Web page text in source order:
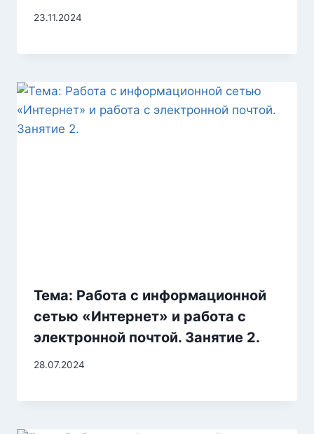
23.11.2024
Тема: Работа с информационной
сетью «Интернет» и работа с
электронной почтой. Занятие 2.
28.07.2024